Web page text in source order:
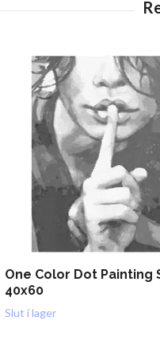
One Color Dot Painting
40x60
Slut i lager